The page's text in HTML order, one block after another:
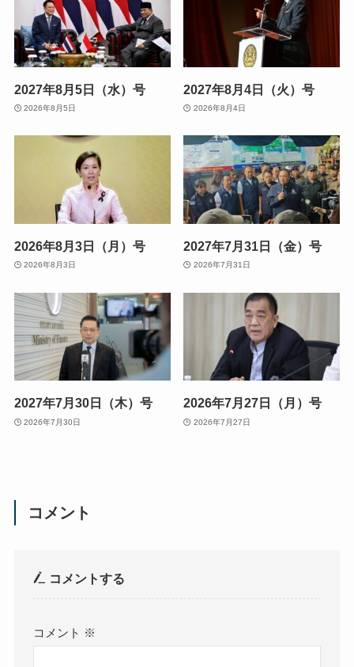
2027年8月5日（水）号
2026年8月5日
2027年8月4日（火）号
2026年8月4日
2026年8月3日（月）号
2026年8月3日
2027年7月31日（金）号
2026年7月31日
2027年7月30日（木）号
2026年7月30日
2026年7月27日（月）号
2026年7月27日
コメント
コメントする
コメント ※